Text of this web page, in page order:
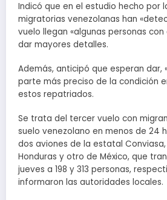
Indicó que en el estudio hecho por
migratorias venezolanas han
vuelo llegan «algunas personas
dar mayores detalles.
Además, anticipó que esperan dar,
parte más preciso de la condición
estos repatriados.
Se trata del tercer vuelo con
suelo venezolano en menos de 24
dos aviones de la estatal
Honduras y otro de México, que
jueves a 198 y 313 personas,
informaron las autoridades locales.